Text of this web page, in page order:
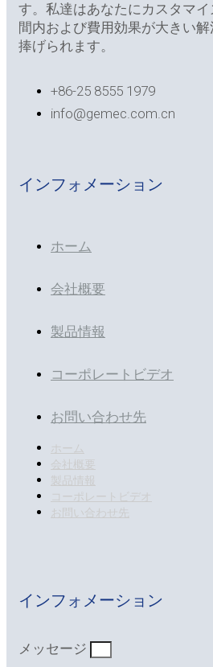
す。私達はあなたにカスタマ
間内および費用効果が大きい
捧げられます。
+86-25 8555 1979
info@gemec.com.cn
インフォメーション
ホーム
会社概要
製品情報
コーポレートビデオ
お問い合わせ先
ホーム
会社概要
製品情報
コーポレートビデオ
お問い合わせ先
インフォメーション
メッセージ